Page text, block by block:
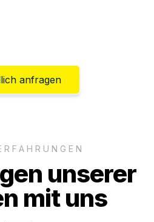
anfragen
unserer
mit uns